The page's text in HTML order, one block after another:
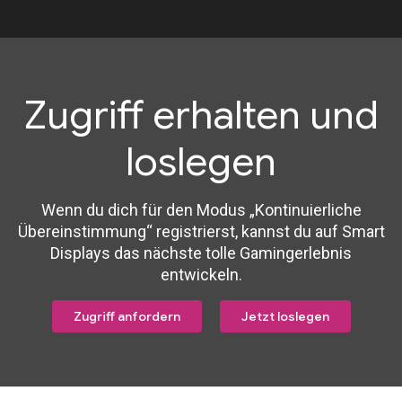
Zugriff erhalten und
loslegen
Wenn du dich für den Modus „Kontinuierliche
Übereinstimmung“ registrierst, kannst du auf Smart
Displays das nächste tolle Gamingerlebnis
entwickeln.
Zugriff anfordern Jetzt loslegen